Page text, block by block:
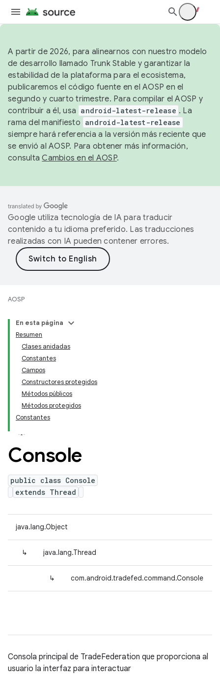
A partir de 2026, para alinearnos con nuestro modelo
de desarrollo llamado Trunk Stable y garantizar la
estabilidad de la plataforma para el ecosistema,
publicaremos el código fuente en el AOSP en el
segundo y cuarto trimestre. Para compilar el AOSP y
contribuir a él, usa android-latest-release . La
rama del manifiesto android-latest-release
siempre hará referencia a la versión más reciente que
se envió al AOSP. Para obtener más información,
consultaCambios en el AOSP.
Google utiliza tecnología de IA para traducir
contenido a tu idioma preferido. Las traducciones
realizadas con IA pueden contener errores.
AOSP
En esta página
Resumen
Clases anidadas
Constantes
Campos
Constructores protegidos
Métodos públicos
Métodos protegidos
Constantes
Console
public class Console
extends Thread
java.lang.Object
↳ java.lang.Thread
↳ com.android.tradefed.command.Console
Consola principal de TradeFederation que proporciona al
usuario la interfaz para interactuar